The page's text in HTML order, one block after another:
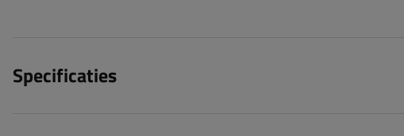
Specificaties